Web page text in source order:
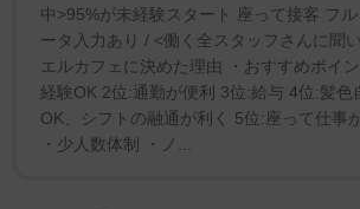
中>95%が未経験スタート 座って接客 フ
ータ入力あり / <働く全スタッフさんに聞
エルカフェに決めた理由 ・おすすめポイ
経験OK 2位:通勤が便利 3位:給与 4位:髪色
OK、シフトの融通が利く 5位:座って仕事
・少人数体制 ・ノ...